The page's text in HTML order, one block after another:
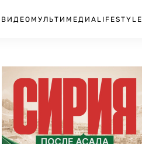
ВИДЕО МУЛЬТИМЕДИА LIFESTYLE